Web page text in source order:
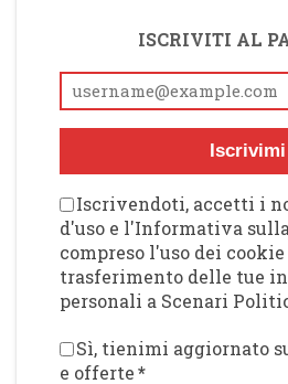
ISCRIVITI AL
Iscrivimi
Iscrivendoti, accetti i
d'uso e l'Informativa
compreso l'uso dei
trasferimento delle tue
personali a Scenari
Sì, tienimi aggiornato
e offerte*